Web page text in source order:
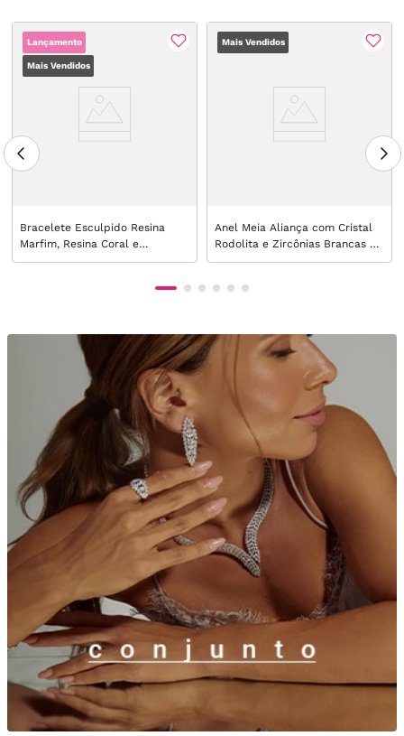
Lançamento
Mais Vendidos
Bracelete Esculpido Resina
Marfim, Resina Coral e
Zircônias Brancas e Negras -
Mais Vendidos
Anel Meia Aliança com Cristal
Rodolita e Zircônias Brancas -
Banho de Ouro 18k